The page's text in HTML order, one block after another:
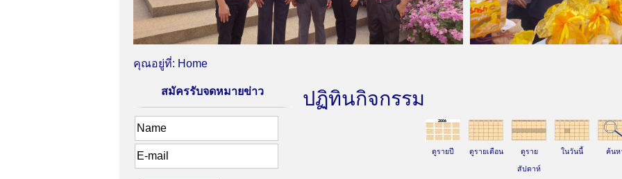
คุณอยู่ที่: Home
ปฏิทินกิจกรรม
ดูรายปี ดูรายเดือน ดูราย
สัปดาห์
ในวันนี้ ค้นห
สมัครรับจดหมายข่าว